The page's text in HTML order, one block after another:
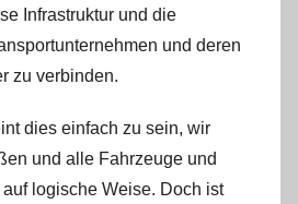
Infrastruktur und die
und deren
zu verbinden.
dies einfach zu sein, wir
und alle Fahrzeuge und
logische Weise. Doch ist